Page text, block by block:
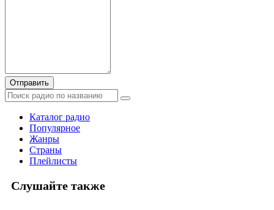
Отправить
Каталог радио
Популярное
Жанры
Страны
Плейлисты
Слушайте также